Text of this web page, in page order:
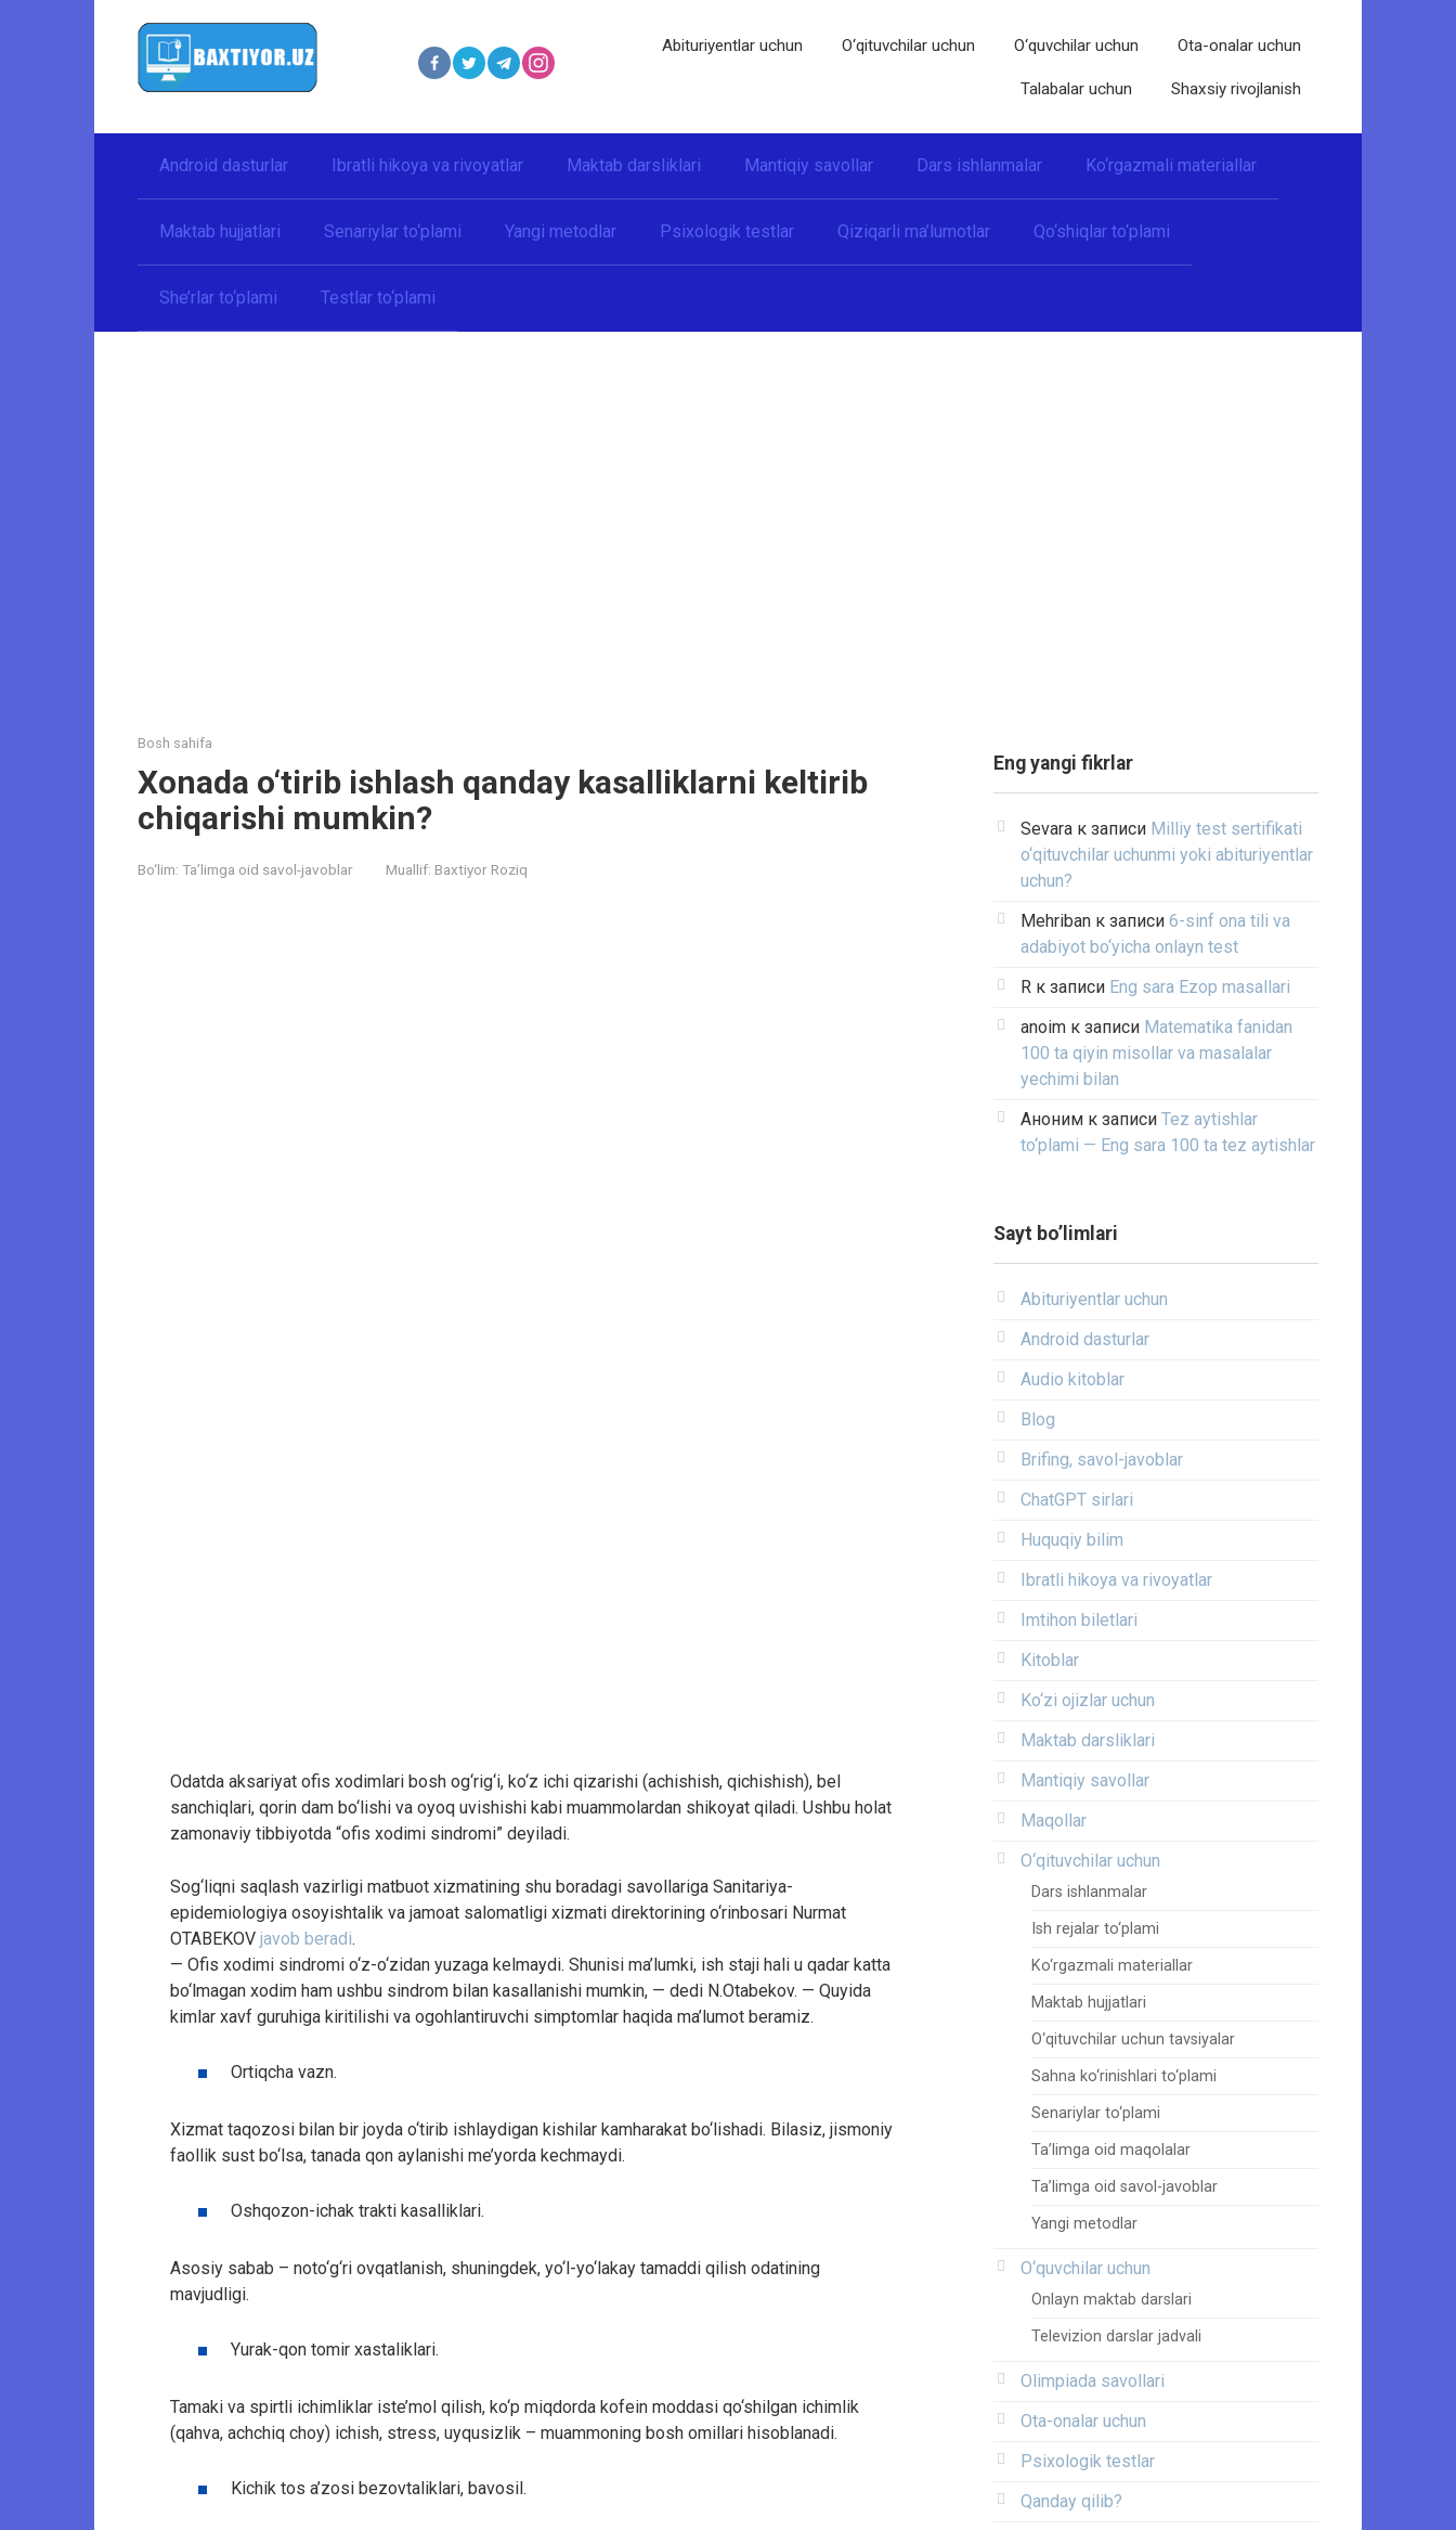
Abituriyentlar uchun O‘qituvchilar uchun O‘quvchilar uchun Ota-onalar uchun
Talabalar uchun Shaxsiy rivojlanish
Android dasturlar Ibratli hikoya va rivoyatlar Maktab darsliklari Mantiqiy savollar Dars ishlanmalar Ko‘rgazmali materiallar
Maktab hujjatlari Senariylar to‘plami Yangi metodlar Psixologik testlar Qiziqarli ma’lumotlar Qo‘shiqlar to‘plami
She’rlar to‘plami Testlar to‘plami
Bosh sahifa
Xonada o‘tirib ishlash qanday kasalliklarni keltirib
chiqarishi mumkin?
Bo‘lim: Ta’limga oid savol-javoblar Muallif: Baxtiyor Roziq
Odatda aksariyat ofis xodimlari bosh og‘rig‘i, ko‘z ichi qizarishi (achishish, qichishish), bel
sanchiqlari, qorin dam bo‘lishi va oyoq uvishishi kabi muammolardan shikoyat qiladi. Ushbu holat
zamonaviy tibbiyotda “ofis xodimi sindromi” deyiladi.
Sog‘liqni saqlash vazirligi matbuot xizmatining shu boradagi savollariga Sanitariya-
epidemiologiya osoyishtalik va jamoat salomatligi xizmati direktorining o‘rinbosari Nurmat
OTABEKOV javob beradi.
— Ofis xodimi sindromi o‘z-o‘zidan yuzaga kelmaydi. Shunisi ma’lumki, ish staji hali u qadar katta
bo‘lmagan xodim ham ushbu sindrom bilan kasallanishi mumkin, — dedi N.Otabekov. — Quyida
kimlar xavf guruhiga kiritilishi va ogohlantiruvchi simptomlar haqida ma’lumot beramiz.
Ortiqcha vazn.
Xizmat taqozosi bilan bir joyda o‘tirib ishlaydigan kishilar kamharakat bo‘lishadi. Bilasiz, jismoniy
faollik sust bo‘lsa, tanada qon aylanishi me’yorda kechmaydi.
Oshqozon-ichak trakti kasalliklari.
Asosiy sabab – noto‘g‘ri ovqatlanish, shuningdek, yo‘l-yo‘lakay tamaddi qilish odatining
mavjudligi.
Yurak-qon tomir xastaliklari.
Tamaki va spirtli ichimliklar iste’mol qilish, ko‘p miqdorda kofein moddasi qo‘shilgan ichimlik
(qahva, achchiq choy) ichish, stress, uyqusizlik – muammoning bosh omillari hisoblanadi.
Kichik tos a’zosi bezovtaliklari, bavosil.
Eng yangi fikrlar
Sevara к записи Milliy test sertifikati
o‘qituvchilar uchunmi yoki abituriyentlar
uchun?
Mehriban к записи 6-sinf ona tili va
adabiyot bo‘yicha onlayn test
R к записи Eng sara Ezop masallari
anoim к записи Matematika fanidan
100 ta qiyin misollar va masalalar
yechimi bilan
Аноним к записи Tez aytishlar
to‘plami — Eng sara 100 ta tez aytishlar
Sayt bo’limlari
Abituriyentlar uchun
Android dasturlar
Audio kitoblar
Blog
Brifing, savol-javoblar
ChatGPT sirlari
Huquqiy bilim
Ibratli hikoya va rivoyatlar
Imtihon biletlari
Kitoblar
Ko‘zi ojizlar uchun
Maktab darsliklari
Mantiqiy savollar
Maqollar
O‘qituvchilar uchun
Dars ishlanmalar
Ish rejalar to‘plami
Ko‘rgazmali materiallar
Maktab hujjatlari
O‘qituvchilar uchun tavsiyalar
Sahna ko‘rinishlari to‘plami
Senariylar to‘plami
Ta’limga oid maqolalar
Ta’limga oid savol-javoblar
Yangi metodlar
O‘quvchilar uchun
Onlayn maktab darslari
Televizion darslar jadvali
Olimpiada savollari
Ota-onalar uchun
Psixologik testlar
Qanday qilib?